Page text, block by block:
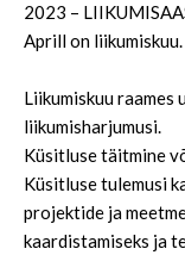
2023 –
Aprill on liikumiskuu.
Liikumiskuu raames
liikumisharjumusi.
Küsitluse täitmine
Küsitluse tulemusi
projektide ja
kaardistamiseks ja